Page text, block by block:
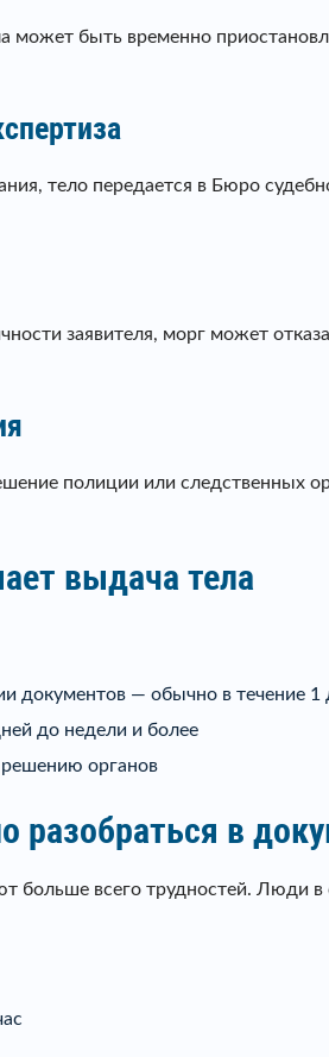
может быть временно
тело передается в Бюро
заявителя, морг может
полиции или следственных
выдача тела
документов — обычно в течение 1
до недели и более
органов
разобраться в
больше всего трудностей. Люди в